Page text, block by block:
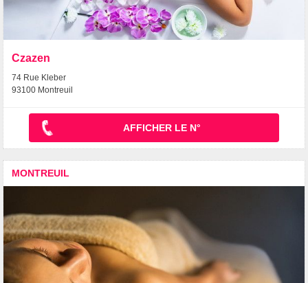
Czazen
74 Rue Kleber
93100 Montreuil
AFFICHER LE N°
MONTREUIL